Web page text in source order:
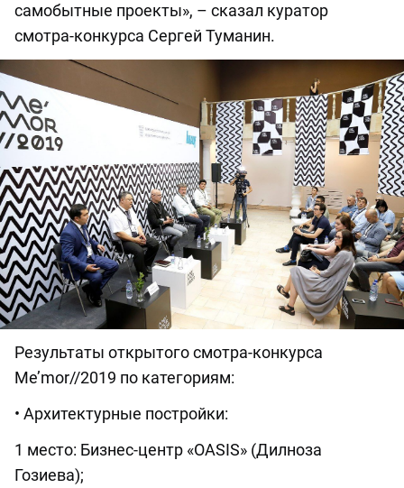
самобытные проекты», – сказал куратор
смотра-конкурса Сергей Туманин.
Результаты открытого смотра-конкурса
Me’mor//2019 по категориям:
• Архитектурные постройки:
1 место: Бизнес-центр «OASIS» (Дилноза
Гозиева);